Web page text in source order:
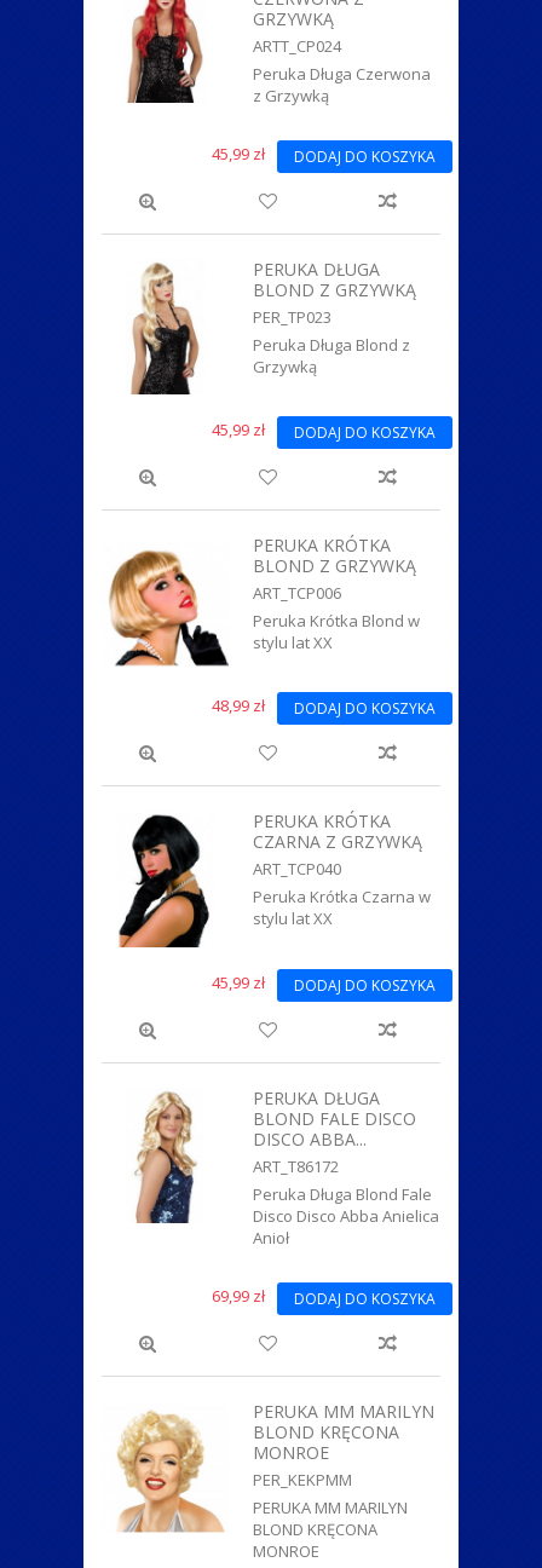
GRZYWKĄ
ARTT_CP024
Peruka Długa Czerwona
z Grzywką
45,99 zł DODAJ DO KOSZYKA
PERUKA DŁUGA
BLOND Z GRZYWKĄ
PER_TP023
Peruka Długa Blond z
Grzywką
45,99 zł DODAJ DO KOSZYKA
PERUKA KRÓTKA
BLOND Z GRZYWKĄ
ART_TCP006
Peruka Krótka Blond w
stylu lat XX
48,99 zł DODAJ DO KOSZYKA
PERUKA KRÓTKA
CZARNA Z GRZYWKĄ
ART_TCP040
Peruka Krótka Czarna w
stylu lat XX
45,99 zł DODAJ DO KOSZYKA
PERUKA DŁUGA
BLOND FALE DISCO
DISCO ABBA...
ART_T86172
Peruka Długa Blond Fale
Disco Disco Abba Anielica
Anioł
69,99 zł DODAJ DO KOSZYKA
PERUKA MM MARILYN
BLOND KRĘCONA
MONROE
PER_KEKPMM
PERUKA MM MARILYN
BLOND KRĘCONA
MONROE